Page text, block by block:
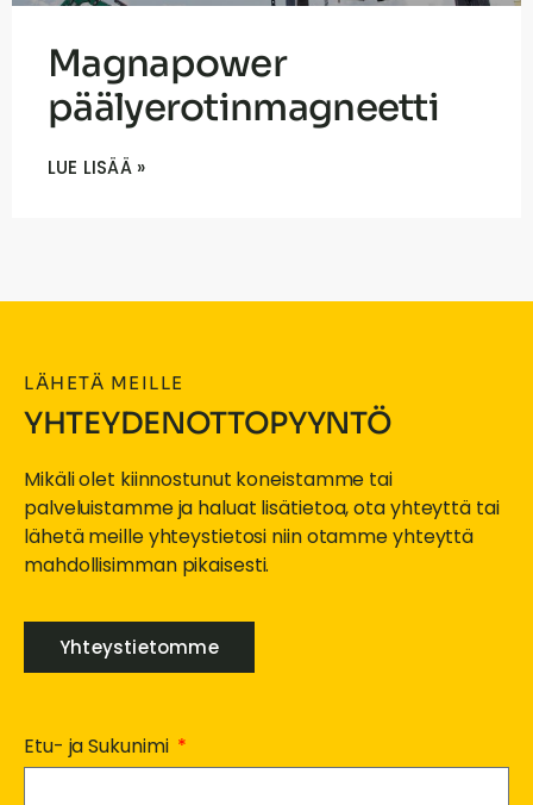
Magnapower
päälyerotinmagneetti
LUE LISÄÄ »
LÄHETÄ MEILLE
YHTEYDENOTTOPYYNTÖ
Mikäli olet kiinnostunut koneistamme tai
palveluistamme ja haluat lisätietoa, ota yhteyttä tai
lähetä meille yhteystietosi niin otamme yhteyttä
mahdollisimman pikaisesti.
Yhteystietomme
Etu- ja Sukunimi